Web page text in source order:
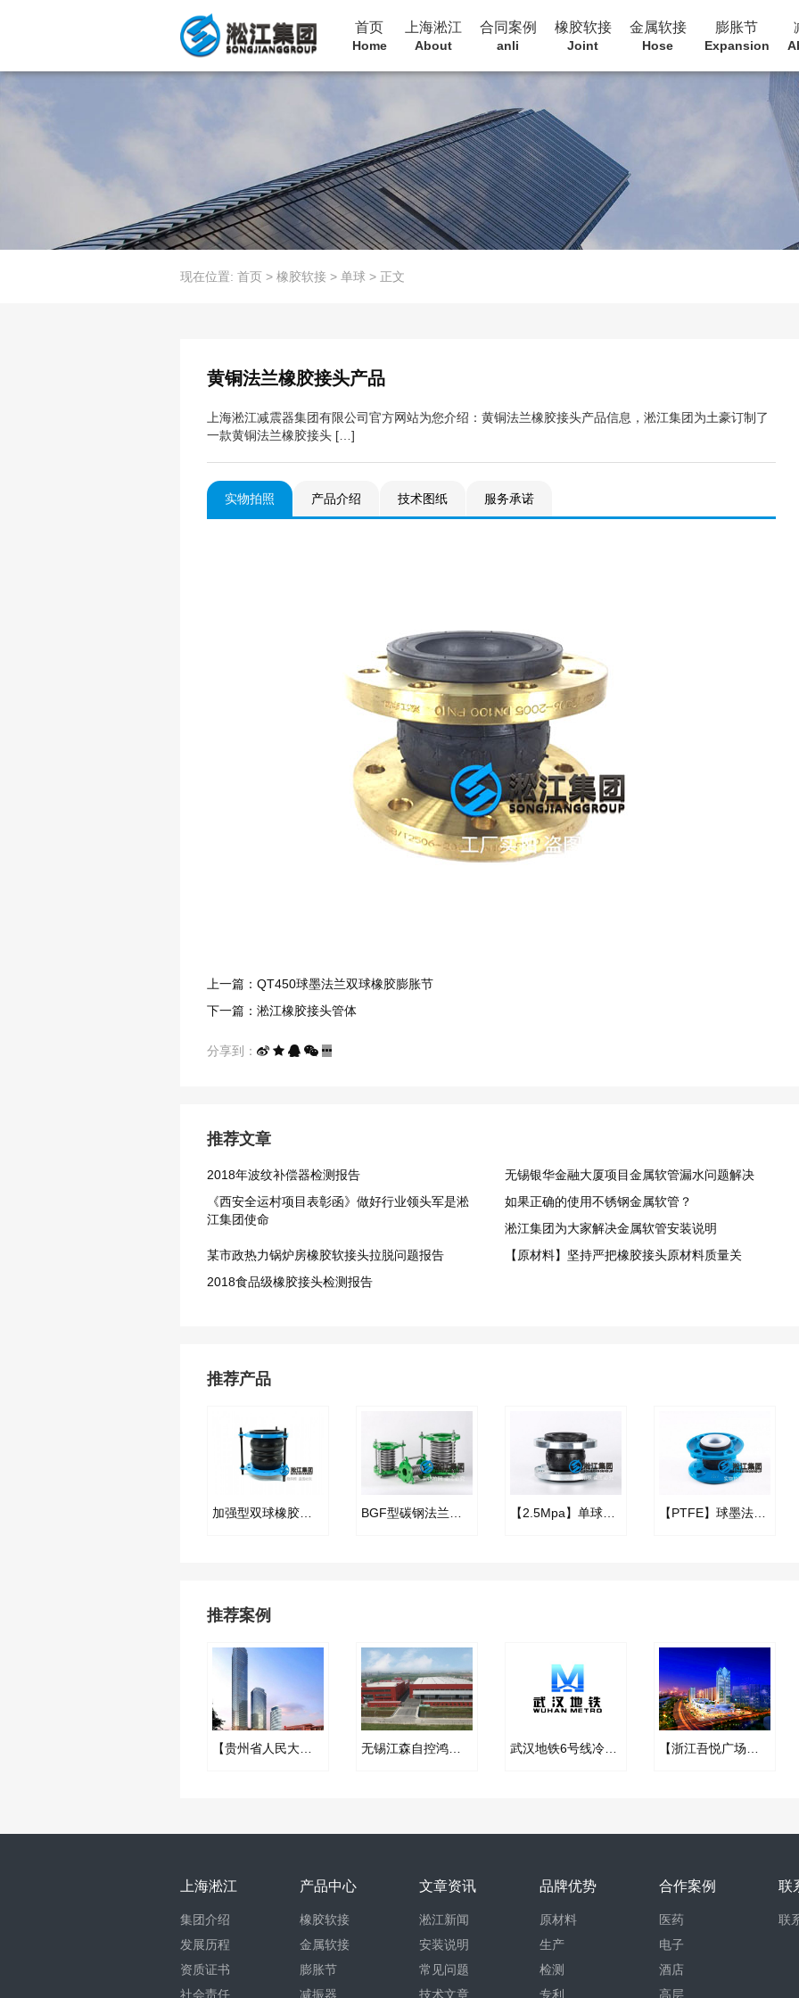
首页
Home
上海淞江
About
合同案例
anli
橡胶软接
Joint
金属软接
Hose
膨胀节
Expansion
现在位置: 首页 > 橡胶软接 > 单球 > 正文
黄铜法兰橡胶接头产品
上海淞江减震器集团有限公司官方网站为您介绍：黄铜法兰橡胶接头产品信息，淞江集团为土豪订制了
一款黄铜法兰橡胶接头 […]
实物拍照 产品介绍 技术图纸 服务承诺
上一篇：QT450球墨法兰双球橡胶膨胀节
下一篇：淞江橡胶接头管体
分享到：
推荐文章
2018年波纹补偿器检测报告
无锡银华金融大厦项目金属软管漏水问题解决
《西安全运村项目表彰函》做好行业领头军是淞
江集团使命
如果正确的使用不锈钢金属软管？
淞江集团为大家解决金属软管安装说明
某市政热力锅炉房橡胶软接头拉脱问题报告
【原材料】坚持严把橡胶接头原材料质量关
2018食品级橡胶接头检测报告
推荐产品
【2.5Mpa】单球25kg橡胶接头“高压消防车” 【PTFE】球墨法兰四氟橡胶接头“适用于航空煤油”
推荐案例
【贵州省人民大会堂配套五星级酒店】混合型隔振台座合同 无锡江森自控鸿山厂橡胶软接头​合同案例 武汉地铁6号线冷冻站阻尼弹簧减震器项目 【浙江吾悦广场项目】橡胶接头合同
上海淞江
集团介绍
发展历程
资质证书
社会责任
产品中心
橡胶软接
金属软接
膨胀节
减振器
文章资讯
淞江新闻
安装说明
常见问题
技术文章
品牌优势
原材料
生产
检测
专利
合作案例
医药
电子
酒店
高层
联
联